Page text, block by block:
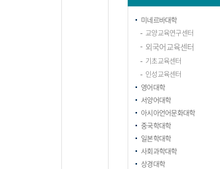
미네르바대학
교양교육연구센터
외국어교육센터
기초교육센터
인성교육센터
영어대학
서양어대학
아시아언어문화대학
중국학대학
일본학대학
사회과학대학
상경대학